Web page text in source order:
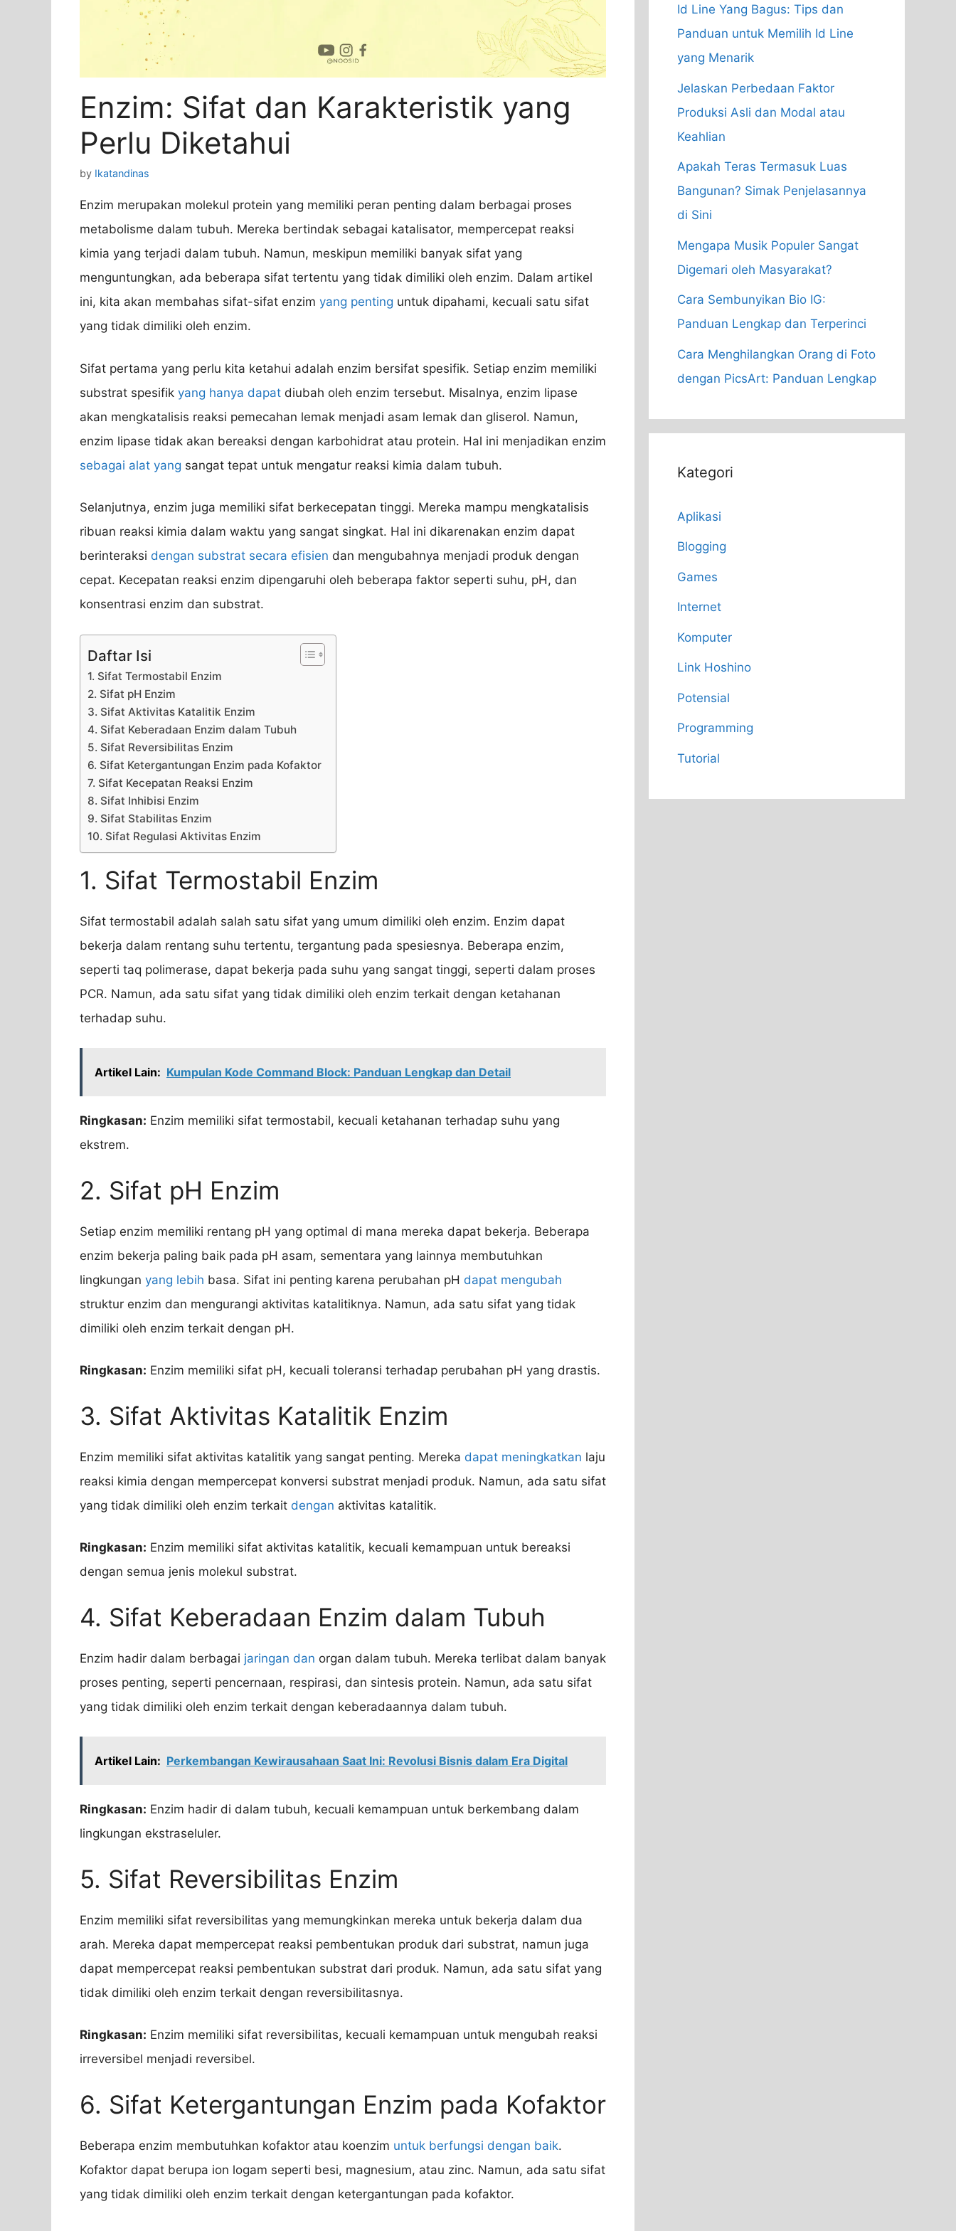
Enzim: Sifat dan Karakteristik yang
Perlu Diketahui
by Ikatandinas
Enzim merupakan molekul protein yang memiliki peran penting dalam berbagai proses
metabolisme dalam tubuh. Mereka bertindak sebagai katalisator, mempercepat reaksi
kimia yang terjadi dalam tubuh. Namun, meskipun memiliki banyak sifat yang
menguntungkan, ada beberapa sifat tertentu yang tidak dimiliki oleh enzim. Dalam artikel
ini, kita akan membahas sifat-sifat enzim yang penting untuk dipahami, kecuali satu sifat
yang tidak dimiliki oleh enzim.
Sifat pertama yang perlu kita ketahui adalah enzim bersifat spesifik. Setiap enzim memiliki
substrat spesifik yang hanya dapat diubah oleh enzim tersebut. Misalnya, enzim lipase
akan mengkatalisis reaksi pemecahan lemak menjadi asam lemak dan gliserol. Namun,
enzim lipase tidak akan bereaksi dengan karbohidrat atau protein. Hal ini menjadikan enzim
sebagai alat yang sangat tepat untuk mengatur reaksi kimia dalam tubuh.
Selanjutnya, enzim juga memiliki sifat berkecepatan tinggi. Mereka mampu mengkatalisis
ribuan reaksi kimia dalam waktu yang sangat singkat. Hal ini dikarenakan enzim dapat
berinteraksi dengan substrat secara efisien dan mengubahnya menjadi produk dengan
cepat. Kecepatan reaksi enzim dipengaruhi oleh beberapa faktor seperti suhu, pH, dan
konsentrasi enzim dan substrat.
Daftar Isi
1. Sifat Termostabil Enzim
2. Sifat pH Enzim
3. Sifat Aktivitas Katalitik Enzim
4. Sifat Keberadaan Enzim dalam Tubuh
5. Sifat Reversibilitas Enzim
6. Sifat Ketergantungan Enzim pada Kofaktor
7. Sifat Kecepatan Reaksi Enzim
8. Sifat Inhibisi Enzim
9. Sifat Stabilitas Enzim
10. Sifat Regulasi Aktivitas Enzim
1. Sifat Termostabil Enzim
Sifat termostabil adalah salah satu sifat yang umum dimiliki oleh enzim. Enzim dapat
bekerja dalam rentang suhu tertentu, tergantung pada spesiesnya. Beberapa enzim,
seperti taq polimerase, dapat bekerja pada suhu yang sangat tinggi, seperti dalam proses
PCR. Namun, ada satu sifat yang tidak dimiliki oleh enzim terkait dengan ketahanan
terhadap suhu.
Artikel Lain: Kumpulan Kode Command Block: Panduan Lengkap dan Detail
Ringkasan: Enzim memiliki sifat termostabil, kecuali ketahanan terhadap suhu yang
ekstrem.
2. Sifat pH Enzim
Setiap enzim memiliki rentang pH yang optimal di mana mereka dapat bekerja. Beberapa
enzim bekerja paling baik pada pH asam, sementara yang lainnya membutuhkan
lingkungan yang lebih basa. Sifat ini penting karena perubahan pH dapat mengubah
struktur enzim dan mengurangi aktivitas katalitiknya. Namun, ada satu sifat yang tidak
dimiliki oleh enzim terkait dengan pH.
Ringkasan: Enzim memiliki sifat pH, kecuali toleransi terhadap perubahan pH yang drastis.
3. Sifat Aktivitas Katalitik Enzim
Enzim memiliki sifat aktivitas katalitik yang sangat penting. Mereka dapat meningkatkan laju
reaksi kimia dengan mempercepat konversi substrat menjadi produk. Namun, ada satu sifat
yang tidak dimiliki oleh enzim terkait dengan aktivitas katalitik.
Ringkasan: Enzim memiliki sifat aktivitas katalitik, kecuali kemampuan untuk bereaksi
dengan semua jenis molekul substrat.
4. Sifat Keberadaan Enzim dalam Tubuh
Enzim hadir dalam berbagai jaringan dan organ dalam tubuh. Mereka terlibat dalam banyak
proses penting, seperti pencernaan, respirasi, dan sintesis protein. Namun, ada satu sifat
yang tidak dimiliki oleh enzim terkait dengan keberadaannya dalam tubuh.
Artikel Lain: Perkembangan Kewirausahaan Saat Ini: Revolusi Bisnis dalam Era Digital
Ringkasan: Enzim hadir di dalam tubuh, kecuali kemampuan untuk berkembang dalam
lingkungan ekstraseluler.
5. Sifat Reversibilitas Enzim
Enzim memiliki sifat reversibilitas yang memungkinkan mereka untuk bekerja dalam dua
arah. Mereka dapat mempercepat reaksi pembentukan produk dari substrat, namun juga
dapat mempercepat reaksi pembentukan substrat dari produk. Namun, ada satu sifat yang
tidak dimiliki oleh enzim terkait dengan reversibilitasnya.
Ringkasan: Enzim memiliki sifat reversibilitas, kecuali kemampuan untuk mengubah reaksi
irreversibel menjadi reversibel.
6. Sifat Ketergantungan Enzim pada Kofaktor
Beberapa enzim membutuhkan kofaktor atau koenzim untuk berfungsi dengan baik.
Kofaktor dapat berupa ion logam seperti besi, magnesium, atau zinc. Namun, ada satu sifat
yang tidak dimiliki oleh enzim terkait dengan ketergantungan pada kofaktor.
Id Line Yang Bagus: Tips dan
Panduan untuk Memilih Id Line
yang Menarik
Jelaskan Perbedaan Faktor
Produksi Asli dan Modal atau
Keahlian
Apakah Teras Termasuk Luas
Bangunan? Simak Penjelasannya
di Sini
Mengapa Musik Populer Sangat
Digemari oleh Masyarakat?
Cara Sembunyikan Bio IG:
Panduan Lengkap dan Terperinci
Cara Menghilangkan Orang di Foto
dengan PicsArt: Panduan Lengkap
Kategori
Aplikasi
Blogging
Games
Internet
Komputer
Link Hoshino
Potensial
Programming
Tutorial